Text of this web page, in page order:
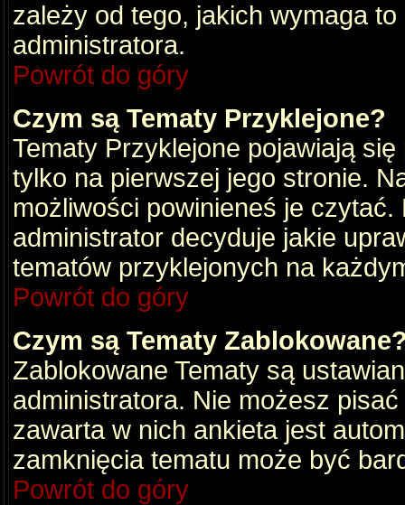
zależy od tego, jakich wymaga
administratora.
Powrót do góry
Czym są Tematy Przyklejone?
Tematy Przyklejone pojawiają
tylko na pierwszej jego stronie.
możliwości powinieneś je czytać.
administrator decyduje jakie
tematów przyklejonych na
Powrót do góry
Czym są Tematy
Zablokowane Tematy są
administratora. Nie możesz
zawarta w nich ankieta jest
zamknięcia tematu może być
Powrót do góry